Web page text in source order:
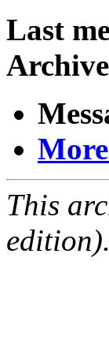
Last
This
edition).